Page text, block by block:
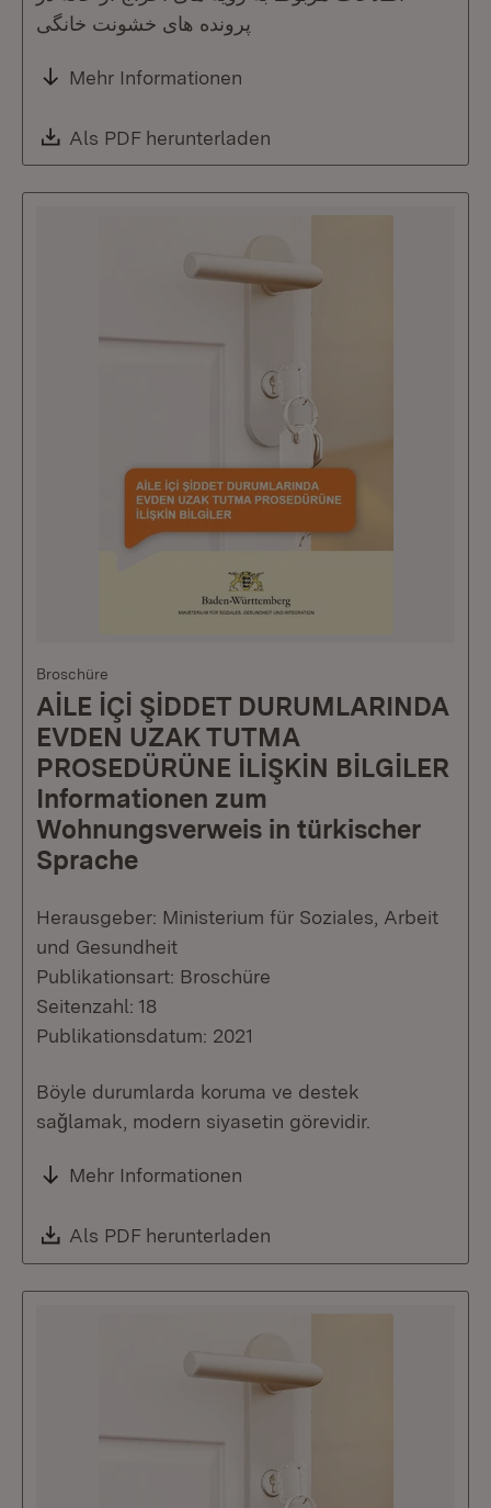
پرونده های خشونت خانگی
Mehr Informationen
Download:
Als PDF herunterladen
Broschüre
AİLE İÇİ ŞİDDET DURUMLARINDA
EVDEN UZAK TUTMA
PROSEDÜRÜNE İLİŞKİN BİLGİLER
Informationen zum
Wohnungsverweis in türkischer
Sprache
Herausgeber: Ministerium für Soziales, Arbeit
und Gesundheit
Publikationsart: Broschüre
Seitenzahl: 18
Publikationsdatum: 2021
Böyle durumlarda koruma ve destek
saǧlamak, modern siyasetin görevidir.
Mehr Informationen
Download:
Als PDF herunterladen